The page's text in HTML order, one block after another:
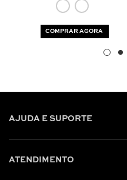
COMPRAR AGORA
AJUDA E SUPORTE
ATENDIMENTO